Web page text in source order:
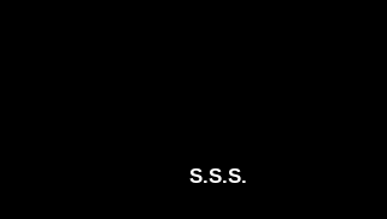
S.S.S.